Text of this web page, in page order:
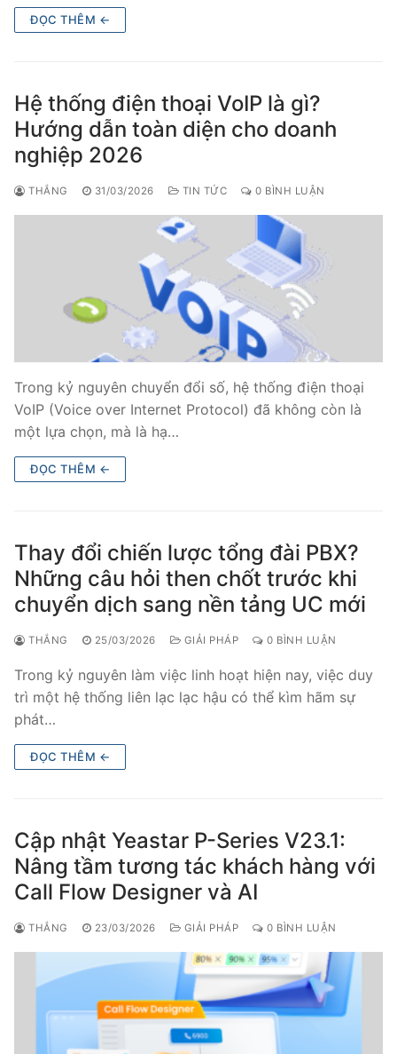
ĐỌC THÊM ←
Hệ thống điện thoại VoIP là gì?
Hướng dẫn toàn diện cho doanh
nghiệp 2026
THẮNG 31/03/2026 TIN TỨC 0 BÌNH LUẬN
Trong kỷ nguyên chuyển đổi số, hệ thống điện thoại
VoIP (Voice over Internet Protocol) đã không còn là
một lựa chọn, mà là hạ…
ĐỌC THÊM ←
Thay đổi chiến lược tổng đài PBX?
Những câu hỏi then chốt trước khi
chuyển dịch sang nền tảng UC mới
THẮNG 25/03/2026 GIẢI PHÁP 0 BÌNH LUẬN
Trong kỷ nguyên làm việc linh hoạt hiện nay, việc duy
trì một hệ thống liên lạc lạc hậu có thể kìm hãm sự
phát…
ĐỌC THÊM ←
Cập nhật Yeastar P-Series V23.1:
Nâng tầm tương tác khách hàng với
Call Flow Designer và AI
THẮNG 23/03/2026 GIẢI PHÁP 0 BÌNH LUẬN